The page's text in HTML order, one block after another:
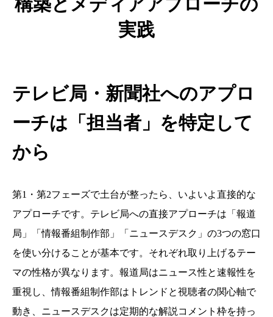
実践
テレビ局・新聞社へのアプロ
ーチは「担当者」を特定して
から
第1・第2フェーズで土台が整ったら、いよいよ直接的な
アプローチです。テレビ局への直接アプローチは「報道
局」「情報番組制作部」「ニュースデスク」の3つの窓口
を使い分けることが基本です。それぞれ取り上げるテー
マの性格が異なります。報道局はニュース性と速報性を
重視し、情報番組制作部はトレンドと視聴者の関心軸で
動き、ニュースデスクは定期的な解説コメント枠を持っ